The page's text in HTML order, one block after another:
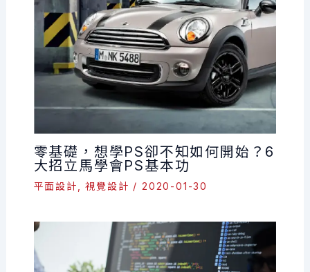
零基礎，想學PS卻不知如何開始？6
大招立馬學會PS基本功
平面設計 ,視覺設計 /2020-01-30